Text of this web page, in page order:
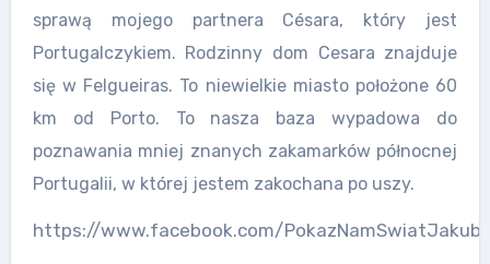
sprawą mojego partnera Césara, który jest
Portugalczykiem. Rodzinny dom Cesara znajduje
się w Felgueiras. To niewielkie miasto położone 60
km od Porto. To nasza baza wypadowa do
poznawania mniej znanych zakamarków północnej
Portugalii, w której jestem zakochana po uszy.
https://www.facebook.com/